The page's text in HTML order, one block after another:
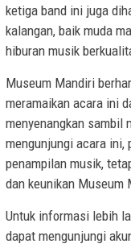
ketiga band ini juga
kalangan, baik muda
hiburan musik
Museum Mandiri
meramaikan acara ini
menyenangkan sambil
mengunjungi acara ini,
penampilan musik,
dan keunikan Museum
Untuk informasi lebih
dapat mengunjungi